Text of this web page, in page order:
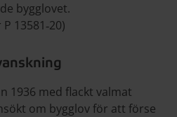
bygglovet.
13581‑20)
1936 med flackt valmat
om bygglov för att förse